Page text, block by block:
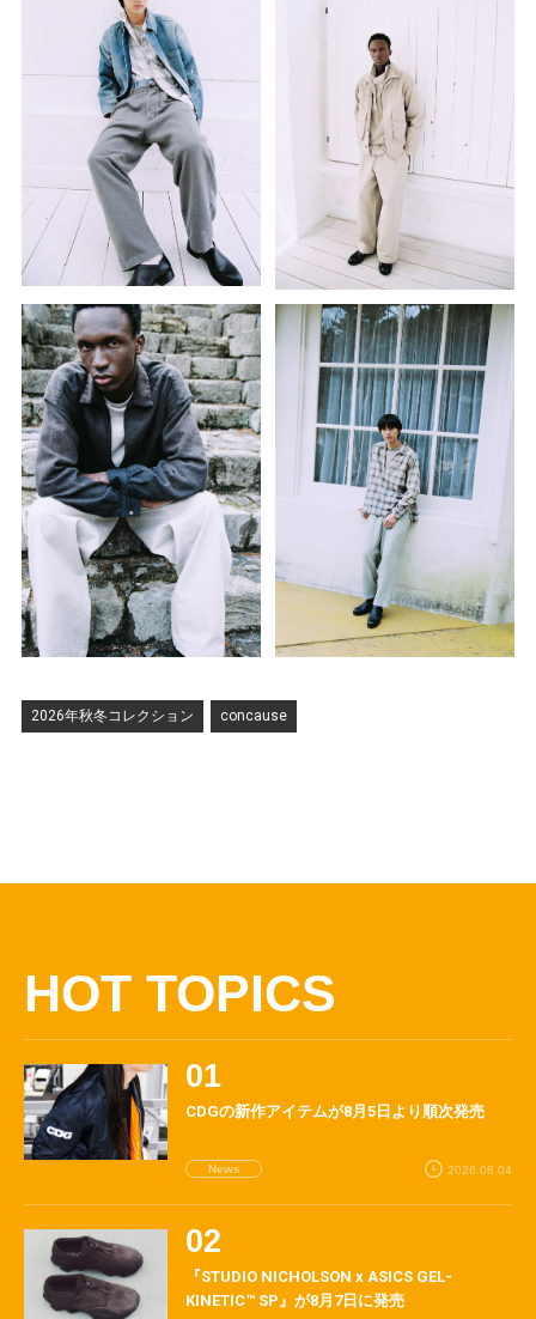
2026年秋冬コレクション concause
HOT TOPICS
CDGの新作アイテムが8月5日より順次発売
News 2026.08.04
『STUDIO NICHOLSON x ASICS GEL-
KINETIC™ SP』が8月7日に発売